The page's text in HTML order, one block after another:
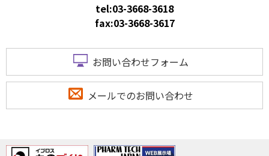
tel:03-3668-3618
fax:03-3668-3617
お問い合わせフォーム
メールでのお問い合わせ